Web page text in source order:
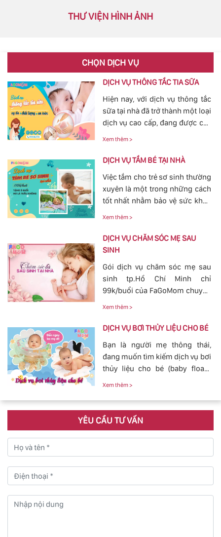
THƯ VIỆN HÌNH ẢNH
CHỌN DỊCH VỤ
DỊCH VỤ THÔNG TẮC TIA SỮA
Hiện nay, với dịch vụ thông tắc
sữa tại nhà đã trở thành một loại
dịch vụ cao cấp, đang được các
mẹ đặc biệt quan tâm, bởi tình
phổ biến. Với việc thông tắc tia
chóng thông tia sữa, giảm bớt
các cơn đau cương cứng tại
vùng bầu vú, đảm bảo cho
nguồn sữa về đều cho bé bú.
Xem thêm >
DỊCH VỤ TẮM BÉ TẠI NHÀ
Việc tắm cho trẻ sơ sinh thường
xuyên là một trong những cách
tốt nhất nhằm bảo vệ sức khỏe
cho bé yêu tránh khỏi các nguy
Bởi vậy, nhu cầu tắm cho trẻ sơ
sinh ngày càn lớn, với dịch vụ
FaGoMom cung cấp tới các mẹ
không cần phải lo nghĩ về
chuyện massage và tắm cho
con yêu của mình.
Xem thêm >
DỊCH VỤ CHĂM SÓC MẸ SAU
SINH
Gói dịch vụ chăm sóc mẹ sau
sinh tp.Hồ Chí Minh chỉ
99k/buổi của FaGoMom chuyên
nghiệp, Dịch Vụ Hoàn Hảo,
yên tâm cho mẹ và bé.
Xem thêm >
DỊCH VỤ BƠI THỦY LIỆU CHO BÉ
Bạn là người mẹ thông thái,
đang muốn tìm kiếm dịch vụ bơi
thủy liệu cho bé (baby fload)
đảm bảo uy tín và chất lượng.
Xem thêm >
YÊU CẦU TƯ VẤN